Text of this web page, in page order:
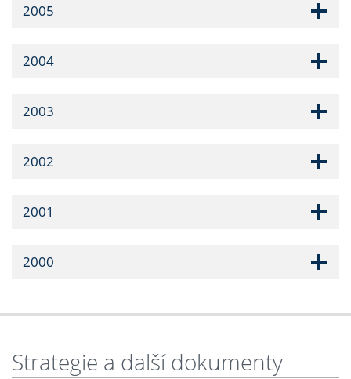
2005
2004
2003
2002
2001
2000
Strategie a další dokumenty